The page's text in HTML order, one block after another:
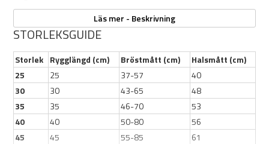
stil i en och samma produkt.
Egenskaper:
Vattentätt: 3000mm vattenpelare
Reflekterande: Syns tydligt i mörker
Justerbart: Halsöppning, krage och besnöre
Lätt meshfoder
Öppning på ryggen för sele
Skyddar mot regn, kyla och blåst
Läs mer - Beskrivning
STORLEKSGUIDE
Storlek Rygglängd (cm) Bröstmått (cm)
Halsmått (cm)
25
25 37-57
40
30
30 43-65
48
35
35 46-70
53
40
40 50-80
56
45
45 55-85
61